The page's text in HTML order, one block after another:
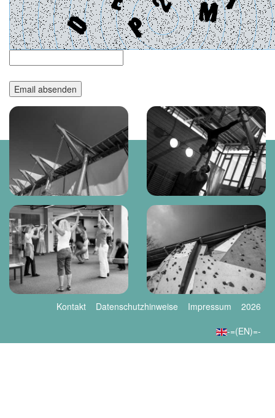
2026
Impressum
Datenschutzhinweise
Kontakt
-=(EN)=-